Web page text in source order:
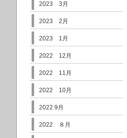
2023 3月
2023 2月
2023 1月
2022 12月
2022 11月
2022 10月
2022 9月
2022 ８月